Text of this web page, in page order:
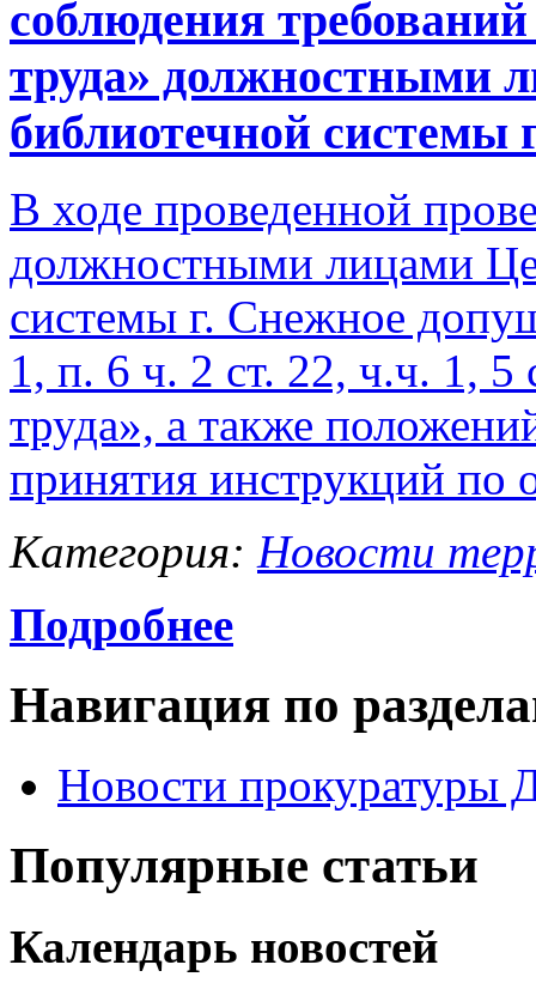
соблюдения
труда» должностными
библиотечной системы
В ходе проведенной
должностными лицами
системы г. Снежное
1, п. 6 ч. 2 ст. 22, ч.ч. 1,
труда», а также
принятия инструкций по
Категория: Новости
Подробнее
Навигация по
Новости прокуратуры
Популярные статьи
Календарь новостей